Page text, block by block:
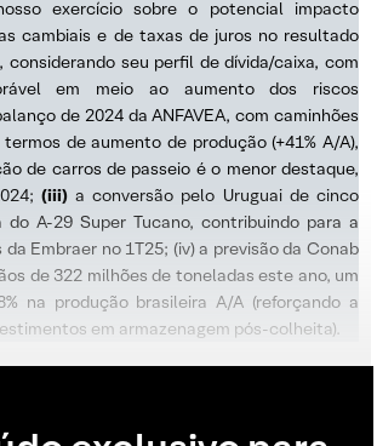
exercício sobre o potencial impacto
cambiais e de taxas de juros no resultado
considerando seu perfil de dívida/caixa, com
em meio ao aumento dos riscos
de 2024 da ANFAVEA, com caminhões
de aumento de produção (+41% A/A),
de carros de passeio é o menor destaque,
(iii)a conversão pelo Uruguai de cinco
do A-29 Super Tucano, contribuindo para a
Embraer no 1T25; (iv) a previsão da Conab
de 322 milhões de toneladas este ano, um
na produção brasileira A/A (reforçando a
em armazenagem pós-colheita).